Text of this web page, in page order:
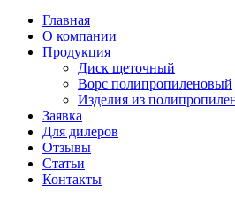
Главная
О компании
Продукция
Диск щеточный
Ворс полипропиленовый
Изделия из
Заявка
Для дилеров
Отзывы
Статьи
Контакты